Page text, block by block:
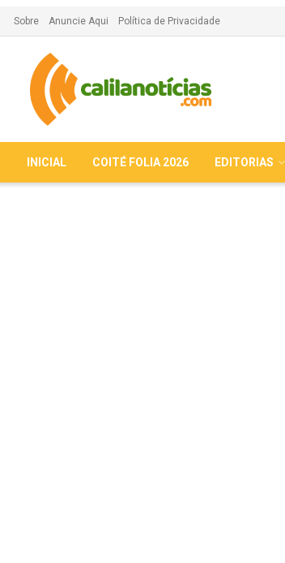
Sobre Anuncie Aqui Política de Privacidade
INICIAL COITÉ FOLIA 2026 EDITORIAS